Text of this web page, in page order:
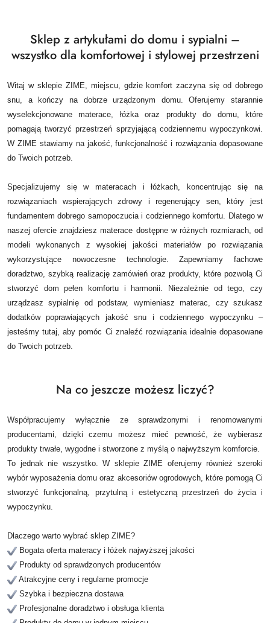
Sklep z artykułami do domu i sypialni –
wszystko dla komfortowej i stylowej przestrzeni
Witaj w sklepie ZIME, miejscu, gdzie komfort zaczyna się od dobrego
snu, a kończy na dobrze urządzonym domu.Oferujemy starannie
wyselekcjonowane materace, łóżka oraz produkty do domu, które
pomagają tworzyć przestrzeń sprzyjającą codziennemu wypoczynkowi.
W ZIME stawiamy na jakość, funkcjonalność i rozwiązania dopasowane
do Twoich potrzeb.
Specjalizujemy się w materacach i łóżkach, koncentrując się na
rozwiązaniach wspierających zdrowy i regenerujący sen, który jest
fundamentem dobrego samopoczucia i codziennego komfortu. Dlatego w
naszej ofercie znajdziesz materace dostępne w różnych rozmiarach, od
modeli wykonanych z wysokiej jakości materiałów po rozwiązania
wykorzystujące nowoczesne technologie.Zapewniamy fachowe
doradztwo, szybką realizację zamówień oraz produkty, które pozwolą Ci
stworzyć dom pełen komfortu i harmonii. Niezależnie od tego, czy
urządzasz sypialnię od podstaw, wymieniasz materac, czy szukasz
dodatków poprawiających jakość snu i codziennego wypoczynku –
jesteśmy tutaj, aby pomóc Ci znaleźć rozwiązania idealnie dopasowane
do Twoich potrzeb.
Na co jeszcze możesz liczyć?
Współpracujemy wyłącznie ze sprawdzonymi i renomowanymi
producentami, dzięki czemu możesz mieć pewność, że wybierasz
produkty trwałe, wygodne i stworzone z myślą o najwyższym komforcie.
To jednak nie wszystko. W sklepie ZIME oferujemy również szeroki
wybór wyposażenia domu oraz akcesoriów ogrodowych, które pomogą Ci
stworzyć funkcjonalną, przytulną i estetyczną przestrzeń do życia i
wypoczynku.
Dlaczego warto wybrać sklep ZIME?
Bogata oferta materacy i łóżek najwyższej jakości
Produkty od sprawdzonych producentów
Atrakcyjne ceny i regularne promocje
Szybka i bezpieczna dostawa
Profesjonalne doradztwo i obsługa klienta